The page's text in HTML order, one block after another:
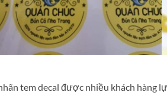
tem decal được nhiều khách hàng